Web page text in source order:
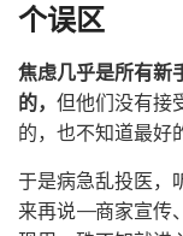
个误区
焦虑几乎是所有新
的， 但他们没有接
的，也不知道最好
于是病急乱投医，
来再说——商家宣传